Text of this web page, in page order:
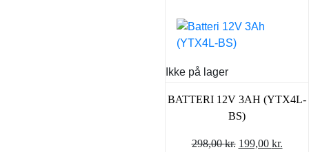
Ikke på lager
BATTERI 12V 3AH (YTX4L-
BS)
298,00kr. Den
199,00 kr.